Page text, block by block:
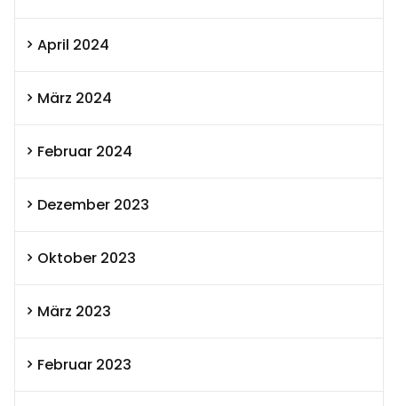
April 2024
März 2024
Februar 2024
Dezember 2023
Oktober 2023
März 2023
Februar 2023